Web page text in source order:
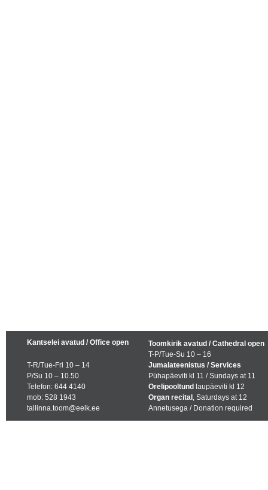
Kantselei avatud / Office open
T-R/Tue-Fri 10 – 14
P/Su 10 – 10.50
Telefon: 644 4140
mob: 528 1943
tallinna.toom@eelk.ee
Toomkirik avatud / Cathedral open
T-P/Tue-Su 10 – 16
Jumalateenistus / Services
Pühapäeviti kl 11 / Sundays at 11
Orelipooltund laupäeviti kl 12
Organ recital , Saturdays at 12
Annetusega / Donation required